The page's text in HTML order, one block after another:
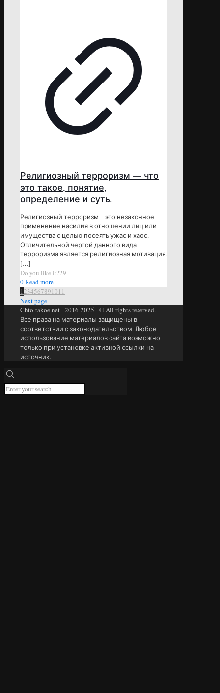
Религиозный терроризм — что
это такое, понятие,
определение и суть.
Религиозный терроризм – это незаконное
применение насилия в отношении лиц или
имущества с целью посеять ужас и хаос.
Отличительной чертой данного вида
терроризма является религиозная мотивация.
[…]
Do you like it?29
0Read more
1234567891011
Next page
Chto-takoe.net - 2016-2025 - © All rights reserved.
Все права на материалы защищены в
соответствии с законодательством. Любое
использование материалов сайта возможно
только при установке активной ссылки на
источник.